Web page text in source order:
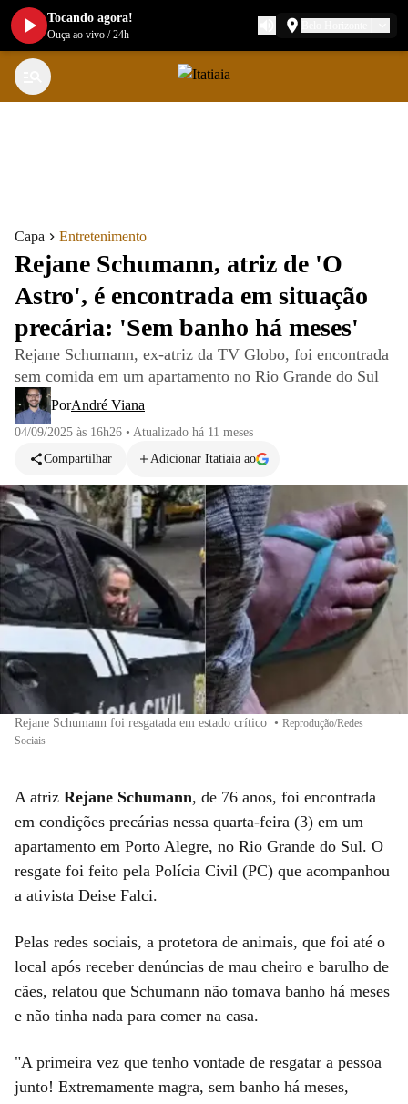
Capa Entretenimento
Rejane Schumann, atriz de 'O
Astro', é encontrada em situação
precária: 'Sem banho há meses'
Rejane Schumann, ex-atriz da TV Globo, foi encontrada
sem comida em um apartamento no Rio Grande do Sul
PorAndré Viana
04/09/2025 às 16h26 • Atualizado há 11 meses
Compartilhar
Adicionar Itatiaia ao
Rejane Schumann foi resgatada em estado crítico • Reprodução/Redes
Sociais
A atriz Rejane Schumann, de 76 anos, foi encontrada
em condições precárias nessa quarta-feira (3) em um
apartamento em Porto Alegre, no Rio Grande do Sul. O
resgate foi feito pela Polícia Civil (PC) que acompanhou
a ativista Deise Falci.
Pelas redes sociais, a protetora de animais, que foi até o
local após receber denúncias de mau cheiro e barulho de
cães, relatou que Schumann não tomava banho há meses
e não tinha nada para comer na casa.
"A primeira vez que tenho vontade de resgatar a pessoa
junto! Extremamente magra, sem banho há meses,
Tocando agora!
Ouça ao vivo /24h